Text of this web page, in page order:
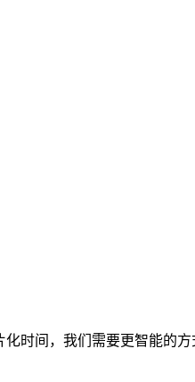
时间，我们需要更智能的